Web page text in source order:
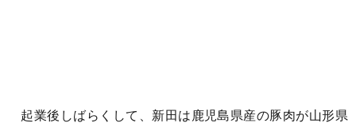
起業後しばらくして、新田は鹿児島県産の豚肉が山形県